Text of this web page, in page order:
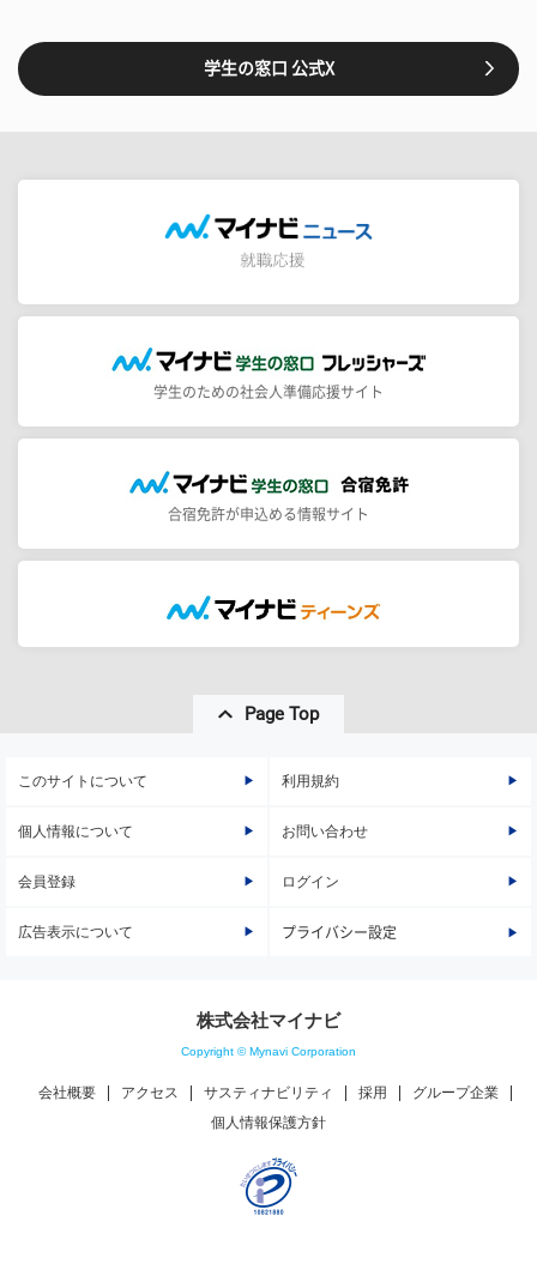
学生の窓口 公式X
学生のための社会人準備応援サイト
合宿免許が申込める情報サイト
Page Top
このサイトについて 利用規約
個人情報について お問い合わせ
会員登録 ログイン
広告表示について プライバシー設定
株式会社マイナビ
Copyright © Mynavi Corporation
会社概要 アクセス サスティナビリティ 採用
グループ企業
個人情報保護方針